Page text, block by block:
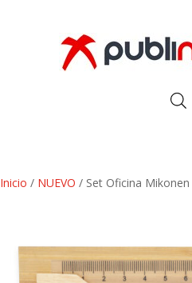
Inicio / NUEVO / Set Oficina Mikonen